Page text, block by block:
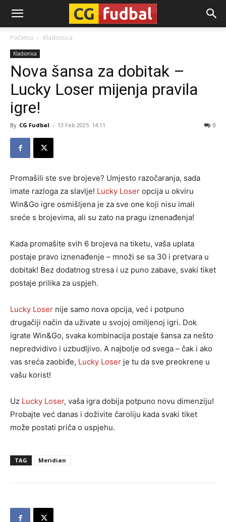
CG-
Fudbal
Početna Kladionica
Kladionica
Nova šansa za dobitak –
Lucky Loser mijenja pravila
igre!
By CG Fudbal - 13 Feb 2025. 14:11 0
Promašili ste sve brojeve? Umjesto razočaranja, sada
imate razloga za slavlje! Lucky Loser opcija u okviru
Win&Go igre osmišljena je za sve one koji nisu imali
sreće s brojevima, ali su zato na pragu iznenađenja!
Kada promašite svih 6 brojeva na tiketu, vaša uplata
postaje pravo iznenađenje – množi se sa 30 i pretvara u
dobitak! Bez dodatnog stresa i uz puno zabave, svaki tiket
postaje prilika za uspjeh.
Lucky Loser nije samo nova opcija, već i potpuno
drugačiji način da uživate u svojoj omiljenoj igri. Dok
igrate Win&Go, svaka kombinacija postaje šansa za nešto
nepredvidivo i uzbudljivo. A najbolje od svega – čak i ako
vas sreća zaobiđe, Lucky Loser je tu da sve preokrene u
vašu korist!
Uz Lucky Loser, vaša igra dobija potpuno novu dimenziju!
Probajte već danas i doživite čaroliju kada svaki tiket
može postati priča o uspjehu.
TAG Meridian